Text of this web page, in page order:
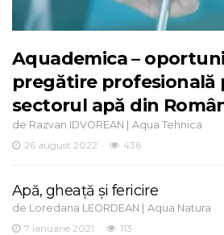
Aquademica –
pregătire profesională
sectorul apă din
de Razvan IDVOREAN | Aqua Tehnica
26 august 2022
436
Apă, gheață și fericire
de Loredana LEORDEAN | Aqua Natura
7 ianuarie 2021
113